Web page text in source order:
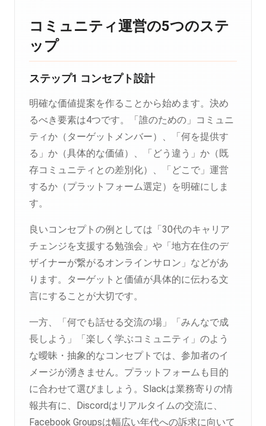
コミュニティ運営の5つのステ
ップ
ステップ1 コンセプト設計
明確な価値提案を作ることから始めます。決め
るべき要素は4つです。「誰のための」コミュニ
ティか（ターゲットメンバー）、「何を提供す
る」か（具体的な価値）、「どう違う」か（既
存コミュニティとの差別化）、「どこで」運営
するか（プラットフォーム選定）を明確にしま
す。
良いコンセプトの例としては「30代のキャリア
チェンジを支援する勉強会」や「地方在住のデ
ザイナーが繋がるオンラインサロン」などがあ
ります。ターゲットと価値が具体的に伝わる文
言にすることが大切です。
一方、「何でも話せる交流の場」「みんなで成
長しよう」「楽しく学ぶコミュニティ」のよう
な曖昧・抽象的なコンセプトでは、参加者のイ
メージが湧きません。プラットフォームも目的
に合わせて選びましょう。Slackは業務寄りの情
報共有に、Discordはリアルタイムの交流に、
Facebook Groupsは幅広い年代への訴求に向いて